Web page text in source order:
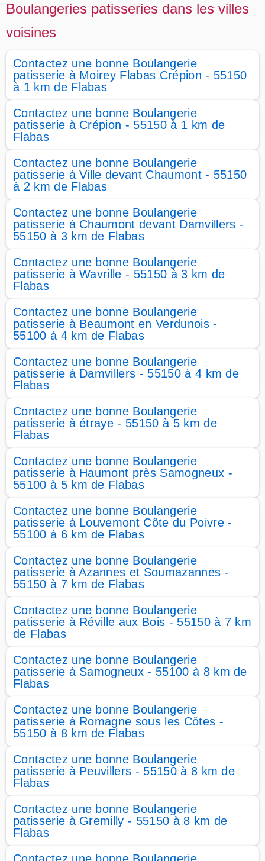
Boulangeries patisseries dans les villes
voisines
Contactez une bonne Boulangerie
patisserie à Moirey Flabas Crépion - 55150
à 1 km de Flabas
Contactez une bonne Boulangerie
patisserie à Crépion - 55150 à 1 km de
Flabas
Contactez une bonne Boulangerie
patisserie à Ville devant Chaumont - 55150
à 2 km de Flabas
Contactez une bonne Boulangerie
patisserie à Chaumont devant Damvillers -
55150 à 3 km de Flabas
Contactez une bonne Boulangerie
patisserie à Wavrille - 55150 à 3 km de
Flabas
Contactez une bonne Boulangerie
patisserie à Beaumont en Verdunois -
55100 à 4 km de Flabas
Contactez une bonne Boulangerie
patisserie à Damvillers - 55150 à 4 km de
Flabas
Contactez une bonne Boulangerie
patisserie à étraye - 55150 à 5 km de
Flabas
Contactez une bonne Boulangerie
patisserie à Haumont près Samogneux -
55100 à 5 km de Flabas
Contactez une bonne Boulangerie
patisserie à Louvemont Côte du Poivre -
55100 à 6 km de Flabas
Contactez une bonne Boulangerie
patisserie à Azannes et Soumazannes -
55150 à 7 km de Flabas
Contactez une bonne Boulangerie
patisserie à Réville aux Bois - 55150 à 7 km
de Flabas
Contactez une bonne Boulangerie
patisserie à Samogneux - 55100 à 8 km de
Flabas
Contactez une bonne Boulangerie
patisserie à Romagne sous les Côtes -
55150 à 8 km de Flabas
Contactez une bonne Boulangerie
patisserie à Peuvillers - 55150 à 8 km de
Flabas
Contactez une bonne Boulangerie
patisserie à Gremilly - 55150 à 8 km de
Flabas